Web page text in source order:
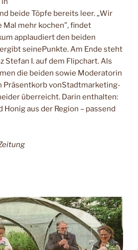
beide Töpfe bereits leer. „Wir
Mal mehr kochen”, findet
applaudiert den beiden
seinePunkte. Am Ende steht
Stefan I. auf dem Flipchart. Als
die beiden sowie Moderatorin
Präsentkorb vonStadtmarketing-
überreicht. Darin enthalten:
Honig aus der Region – passend